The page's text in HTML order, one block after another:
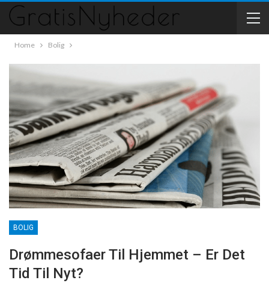
Home Bolig
BOLIG
Drømmesofaer Til Hjemmet – Er Det
Tid Til Nyt?